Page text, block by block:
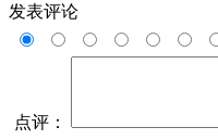
发表评论
点评：